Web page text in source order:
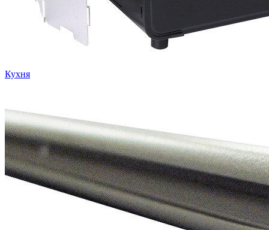
Кухня